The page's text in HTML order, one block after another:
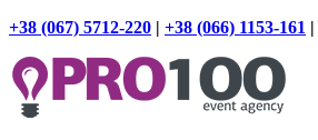
+38 (067) 5712-220 | +38 (066) 1153-161 |